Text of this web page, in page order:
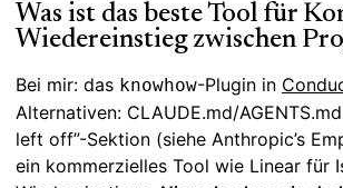
Was ist das beste Tool für
Wiedereinstieg zwischen
Bei mir: das knowhow-Plugin in
Alternativen: CLAUDE.md/
left off”-Sektion (siehe Anthropic’s
ein kommerzielles Tool wie Linear für